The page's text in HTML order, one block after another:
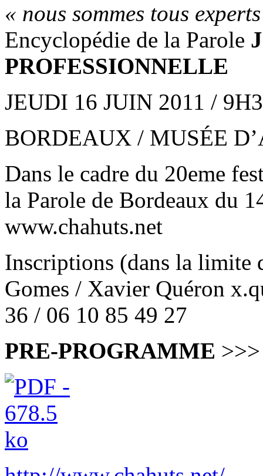
« nous sommes tous
Encyclopédie de la Parole
PROFESSIONNELLE
JEUDI 16 JUIN 2011 /
BORDEAUX / MUSÉE
Dans le cadre du 20eme
la Parole de Bordeaux du
www.chahuts.net
Inscriptions (dans la limite
Gomes / Xavier Quéron
36 / 06 10 85 49 27
PRE-PROGRAMME >>>